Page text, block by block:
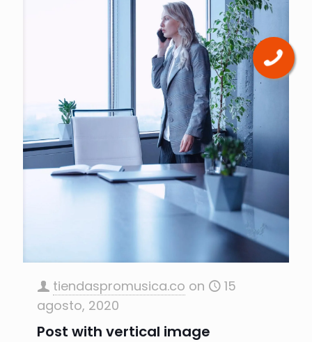
tiendaspromusica.co on
15
agosto, 2020
Post with vertical image